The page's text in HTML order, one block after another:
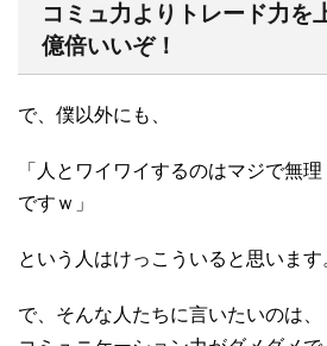
コミュ力よりトレード力を
億倍いいぞ！
で、僕以外にも、
「人とワイワイするのはマジで無理
ですｗ」
という人はけっこういると思います
で、そんな人たちに言いたいのは、